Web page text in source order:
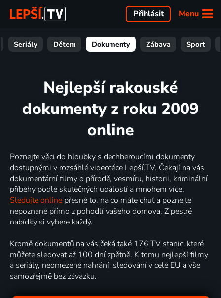
Menu
Přihlásit
Seriály Dětem Dokumenty Zábava Sport
Nejlepší rakouské
dokumenty z roku 2009
online
Poznejte věci do hloubky s dechberoucími dokumenty
dostupnými v rozsáhlé videotéce Lepší.TV. Čekají na vás
dokumentární filmy o přírodě, vesmíru, historii, kriminální
příběhy podle skutečných událostí a mnohem více.
Sledujte online přesně to, na co máte chuť a poznejte
nepoznané přímo z pohodlí vašeho domova. Z pestré
nabídky si vybere každý.
Kromě dokumentů na vás čeká také 176 TV stanic, které
můžete sledovat až 100 dní zpětně. K tomu nejlepší filmy
a seriály, neomezené nahrání, sledování v celé EU a vše
samozřejmě bez závazku.